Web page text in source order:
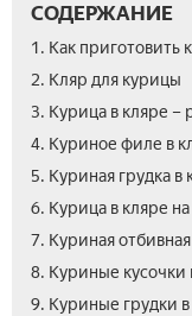
СОДЕРЖАНИЕ
1. Как приготовить
2. Кляр для курицы
3. Курица в кляре –
4. Куриное филе в
5. Куриная грудка в
6. Курица в кляре
7. Куриная
8. Куриные кусочки
9. Куриные грудки